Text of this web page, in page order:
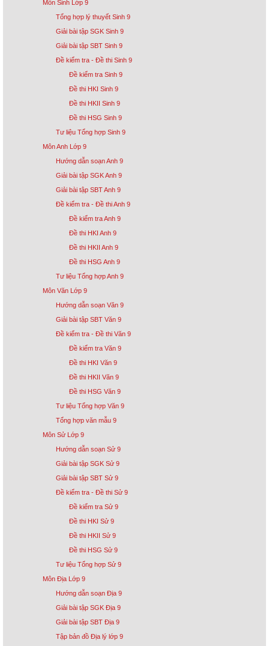
Môn Sinh Lớp 9
Tổng hợp lý thuyết Sinh 9
Giải bài tập SGK Sinh 9
Giải bài tập SBT Sinh 9
Đề kiểm tra - Đề thi Sinh 9
Đề kiểm tra Sinh 9
Đề thi HKI Sinh 9
Đề thi HKII Sinh 9
Đề thi HSG Sinh 9
Tư liệu Tổng hợp Sinh 9
Môn Anh Lớp 9
Hướng dẫn soạn Anh 9
Giải bài tập SGK Anh 9
Giải bài tập SBT Anh 9
Đề kiểm tra - Đề thi Anh 9
Đề kiểm tra Anh 9
Đề thi HKI Anh 9
Đề thi HKII Anh 9
Đề thi HSG Anh 9
Tư liệu Tổng hợp Anh 9
Môn Văn Lớp 9
Hướng dẫn soạn Văn 9
Giải bài tập SBT Văn 9
Đề kiểm tra - Đề thi Văn 9
Đề kiểm tra Văn 9
Đề thi HKI Văn 9
Đề thi HKII Văn 9
Đề thi HSG Văn 9
Tư liệu Tổng hợp Văn 9
Tổng hợp văn mẫu 9
Môn Sử Lớp 9
Hướng dẫn soạn Sử 9
Giải bài tập SGK Sử 9
Giải bài tập SBT Sử 9
Đề kiểm tra - Đề thi Sử 9
Đề kiểm tra Sử 9
Đề thi HKI Sử 9
Đề thi HKII Sử 9
Đề thi HSG Sử 9
Tư liệu Tổng hợp Sử 9
Môn Địa Lớp 9
Hướng dẫn soạn Địa 9
Giải bài tập SGK Địa 9
Giải bài tập SBT Địa 9
Tập bản đồ Địa lý lớp 9